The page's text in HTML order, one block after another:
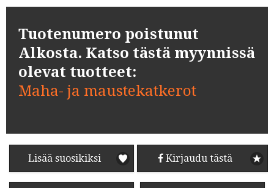
Tuotenumero poistunut
Alkosta. Katso tästä myynnissä
olevat tuotteet:
Maha- ja maustekatkerot
Lisää suosikiksi Kirjaudu tästä